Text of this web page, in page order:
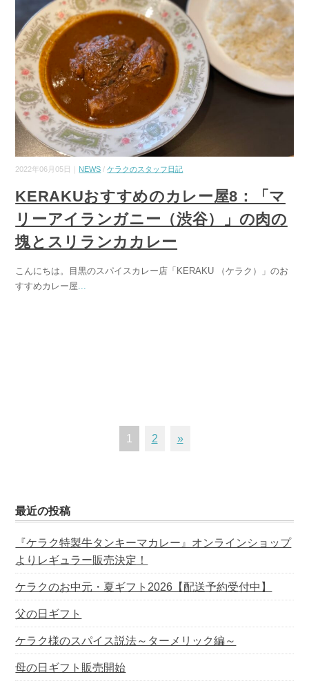
2022年06月05日｜ NEWS /ケラクのスタッフ日記
KERAKUおすすめのカレー屋8：「マ
リーアイランガニー（渋谷）」の肉の
塊とスリランカカレー
こんにちは。目黒のスパイスカレー店「KERAKU （ケラク）」のお
すすめカレー屋
1 2 »
最近の投稿
『ケラク特製牛タンキーマカレー』オンラインショップ
よりレギュラー販売決定！
ケラクのお中元・夏ギフト2026【配送予約受付中】
父の日ギフト
ケラク様のスパイス説法～ターメリック編～
母の日ギフト販売開始